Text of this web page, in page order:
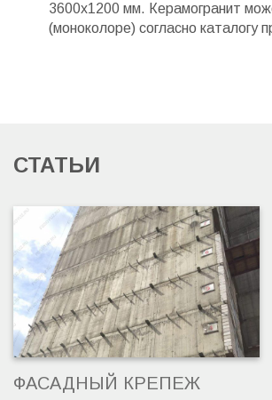
3600х1200 мм. Керамогранит
(моноколоре) согласно каталогу
СТАТЬИ
ФАСАДНЫЙ КРЕПЕЖ